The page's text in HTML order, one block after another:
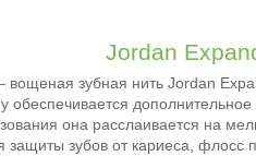
Jordan
зубная нить Jordan
обеспечивается
она расслаивается на
защиты зубов от кариеса,